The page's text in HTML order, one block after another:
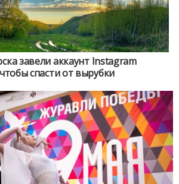
завели аккаунт Instagram
спасти от вырубки